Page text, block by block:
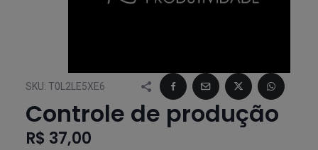
SKU: T0L2LE5XE6
Controle de produção
R$ 37,00